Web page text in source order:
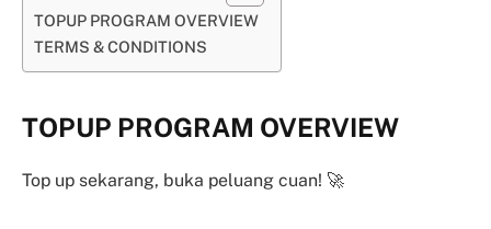
TOPUP PROGRAM OVERVIEW
TERMS & CONDITIONS
TOPUP PROGRAM OVERVIEW
Top up sekarang, buka peluang cuan! 🚀